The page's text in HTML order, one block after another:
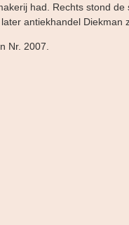
had. Rechts stond de
antiekhandel Diekman
Nr. 2007.